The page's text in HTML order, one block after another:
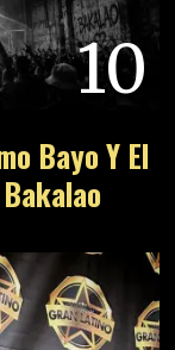
10
Bayo Y El